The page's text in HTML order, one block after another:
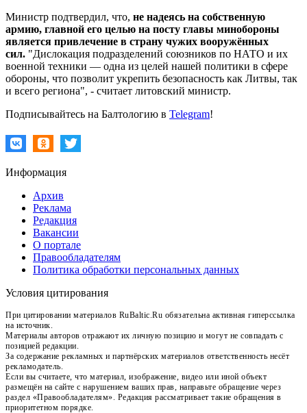
Министр подтвердил, что, не надеясь на собственную
армию, главной его целью на посту главы минобороны
является привлечение в страну чужих вооружённых
сил. "Дислокация подразделений союзников по НАТО и их
военной техники — одна из целей нашей политики в сфере
обороны, что позволит укрепить безопасность как Литвы, так
и всего региона", - считает литовский министр.
Подписывайтесь на Балтологию в Telegram!
Информация
Архив
Реклама
Редакция
Вакансии
О портале
Правообладателям
Политика обработки персональных данных
Условия цитирования
При цитировании материалов RuBaltic.Ru обязательна активная гиперссылка
на источник.
Материалы авторов отражают их личную позицию и могут не совпадать с
позицией редакции.
За содержание рекламных и партнёрских материалов ответственность несёт
рекламодатель.
Если вы считаете, что материал, изображение, видео или иной объект
размещён на сайте с нарушением ваших прав, направьте обращение через
раздел «Правообладателям». Редакция рассматривает такие обращения в
приоритетном порядке.